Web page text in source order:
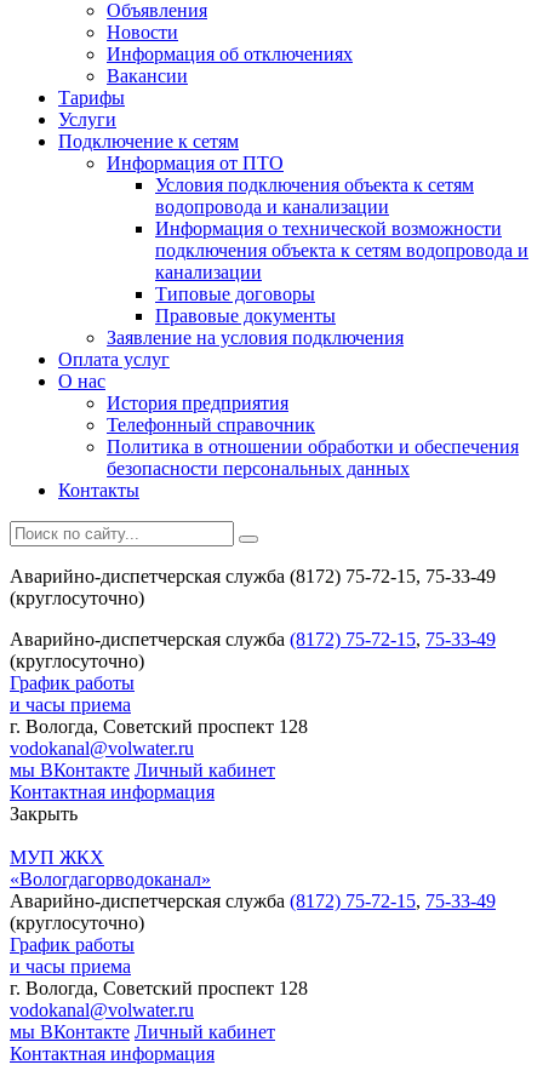
Объявления
Новости
Информация об отключениях
Вакансии
Тарифы
Услуги
Подключение к сетям
Информация от ПТО
Условия подключения объекта к сетям
водопровода и канализации
Информация о технической возможности
подключения объекта к сетям водопровода и
канализации
Типовые договоры
Правовые документы
Заявление на условия подключения
Оплата услуг
О нас
История предприятия
Телефонный справочник
Политика в отношении обработки и обеспечения
безопасности персональных данных
Контакты
Аварийно-диспетчерская служба (8172) 75-72-15, 75-33-49
(круглосуточно)
Аварийно-диспетчерская служба (8172) 75-72-15, 75-33-49
(круглосуточно)
График работы
и часы приема
г. Вологда, Советский проспект 128
vodokanal@volwater.ru
мы ВКонтакте Личный кабинет
Контактная информация
Закрыть
МУП ЖКХ
«Вологдагорводоканал»
Аварийно-диспетчерская служба (8172) 75-72-15, 75-33-49
(круглосуточно)
График работы
и часы приема
г. Вологда, Советский проспект 128
vodokanal@volwater.ru
мы ВКонтакте Личный кабинет
Контактная информация